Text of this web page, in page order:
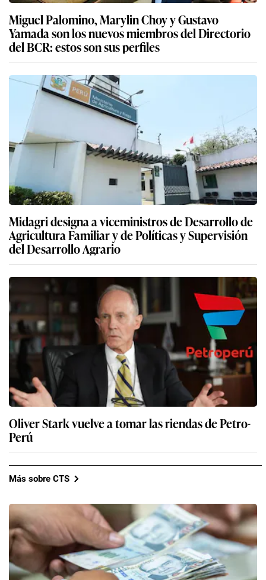
Miguel Palomino, Marylin Choy y Gustavo
Yamada son los nuevos miembros del Directorio
del BCR: estos son sus perfiles
Midagri designa a viceministros de Desarrollo de
Agricultura Familiar y de Políticas y Supervisión
del Desarrollo Agrario
Oliver Stark vuelve a tomar las riendas de Petro-
Perú
Más sobre CTS